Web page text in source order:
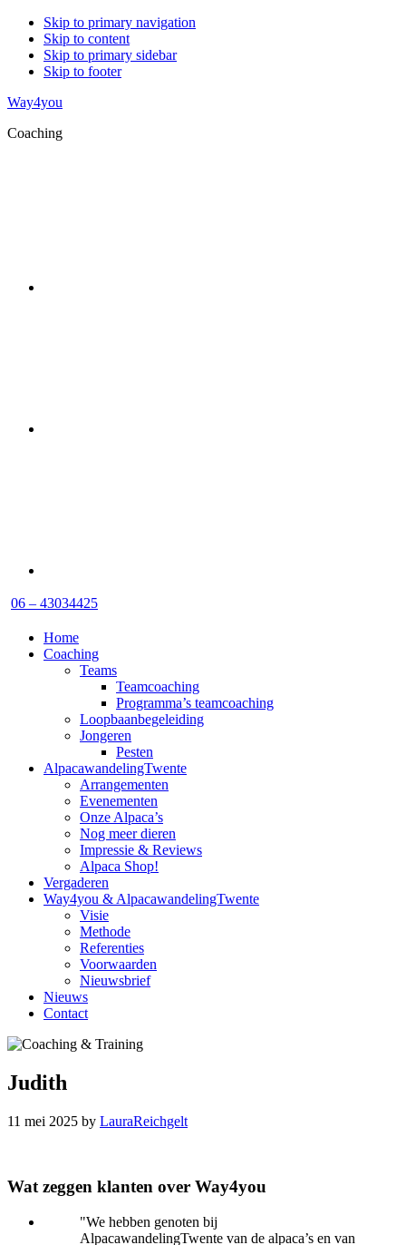
Skip to primary navigation
Skip to content
Skip to primary sidebar
Skip to footer
Way4you
Coaching
06 – 43034425
Home
Coaching
Teams
Teamcoaching
Programma’s teamcoaching
Loopbaanbegeleiding
Jongeren
Pesten
AlpacawandelingTwente
Arrangementen
Evenementen
Onze Alpaca’s
Nog meer dieren
Impressie & Reviews
Alpaca Shop!
Vergaderen
Way4you & AlpacawandelingTwente
Visie
Methode
Referenties
Voorwaarden
Nieuwsbrief
Nieuws
Contact
Judith
11 mei 2025 by LauraReichgelt
Reader
Primary
Wat zeggen klanten over Way4you
"We hebben genoten bij
AlpacawandelingTwente van de alpaca’s en van